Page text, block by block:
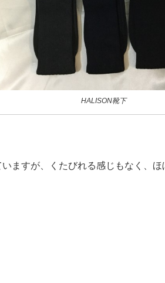
HALISON靴下
ますが、くたびれる感じもなく、